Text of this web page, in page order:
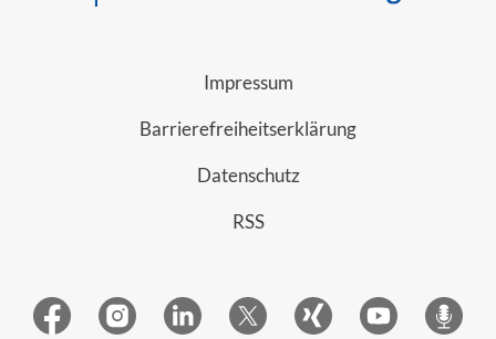
Impressum
Barrierefreiheitserklärung
Datenschutz
RSS